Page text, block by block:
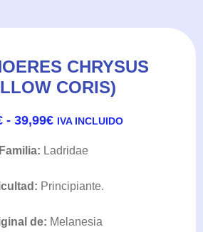
CHRYSUS
CORIS)
- 39,99€DE
DESDE
HASTA
IVA INCLUIDO
Familia: Ladridae
Principiante.
de: Melanesia